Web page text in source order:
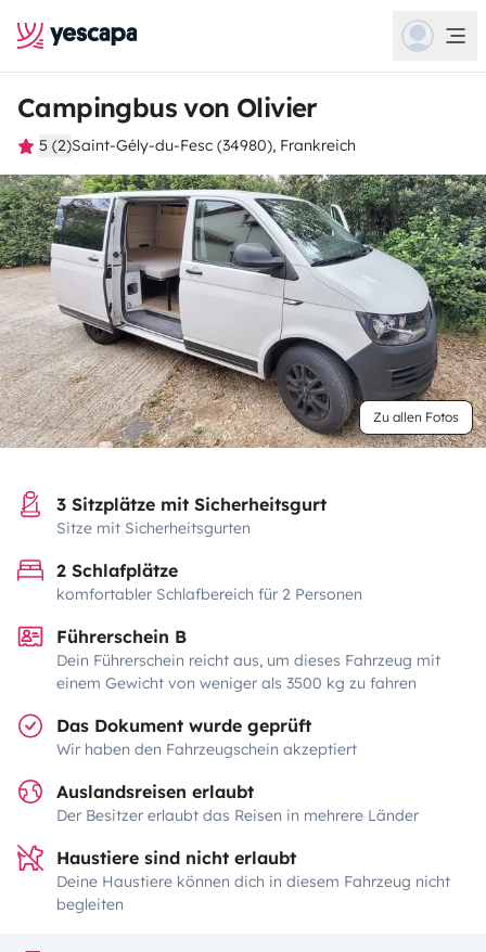
Campingbus von Olivier
5 (2)Saint-Gély-du-Fesc (34980), Frankreich
Zu allen Fotos
3 Sitzplätze mit Sicherheitsgurt
Sitze mit Sicherheitsgurten
2 Schlafplätze
komfortabler Schlafbereich für 2 Personen
Führerschein B
Dein Führerschein reicht aus, um dieses Fahrzeug mit
einem Gewicht von weniger als 3500 kg zu fahren
Das Dokument wurde geprüft
Wir haben den Fahrzeugschein akzeptiert
Auslandsreisen erlaubt
Der Besitzer erlaubt das Reisen in mehrere Länder
Haustiere sind nicht erlaubt
Deine Haustiere können dich in diesem Fahrzeug nicht
begleiten